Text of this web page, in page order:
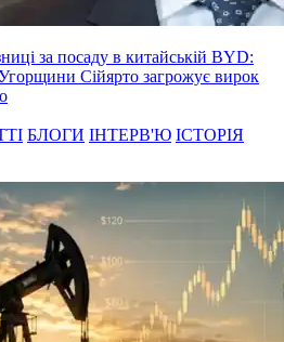
за посаду в китайській BYD:
Сійярто загрожує вирок
БЛОГИ ІНТЕРВ'Ю ІСТОРІЯ